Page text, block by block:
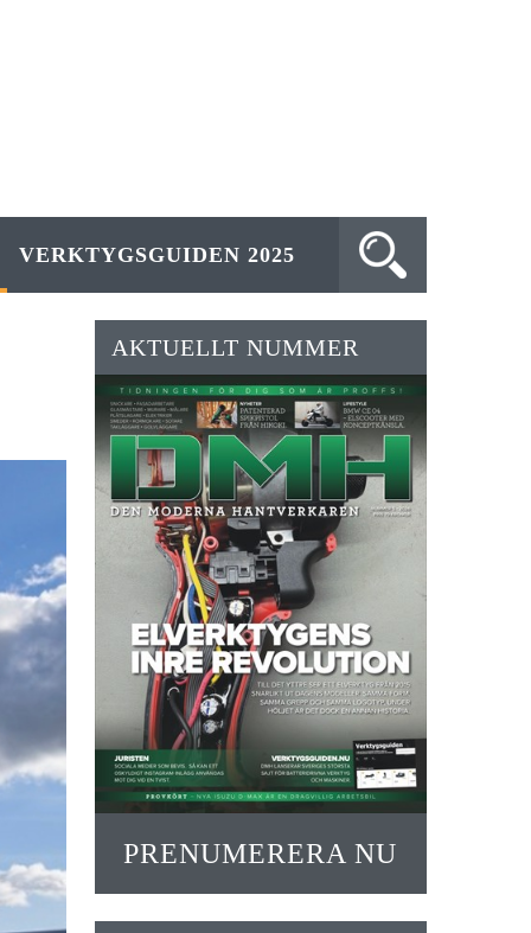
VERKTYGSGUIDEN 2025
AKTUELLT NUMMER
PRENUMERERA NU